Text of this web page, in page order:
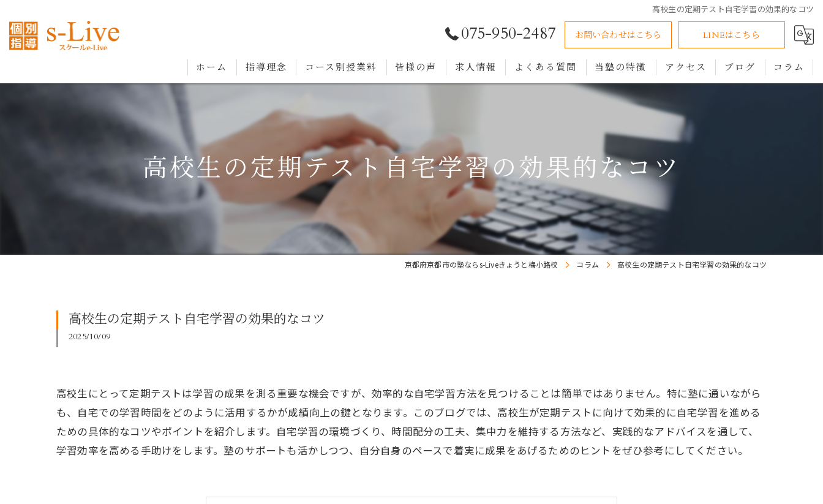
高校生の定期テスト自宅学習の効果的なコツ
075-950-2487 お問い合わせはこちら LINEはこちら
ホーム 指導理念 コース別授業料 皆様の声 求人情報 よくある質問 当塾の特徴
中学生
高校生
オンライン
個別指導
アクセス ブログ コラム
高校生の定期テスト自宅学習の効果的なコツ
京都府京都市の塾ならs-Liveきょうと梅小路校 コラム 高校生の定期テスト自宅学習の効果的なコツ
高校生の定期テスト自宅学習の効果的なコツ
2025/10/09
高校生にとって定期テストは学習の成果を測る重要な機会ですが、効率的な自宅学習方法を見つけることは簡単ではありません。特に塾に通いながら
も、自宅での学習時間をどのように活用するかが成績向上の鍵となります。このブログでは、高校生が定期テストに向けて効果的に自宅学習を進める
ための具体的なコツやポイントを紹介します。自宅学習の環境づくり、時間配分の工夫、集中力を維持する方法など、実践的なアドバイスを通して、
学習効率を高める手助けをします。塾のサポートも活かしつつ、自分自身のペースで着実に成果をあげるためのヒントをぜひ参考にしてください。